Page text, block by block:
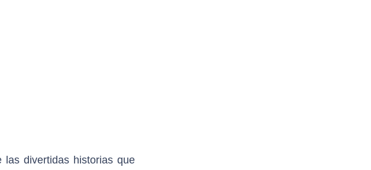
las divertidas historias que